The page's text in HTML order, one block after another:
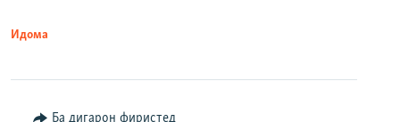
Идома
Ба дигарон фиристед